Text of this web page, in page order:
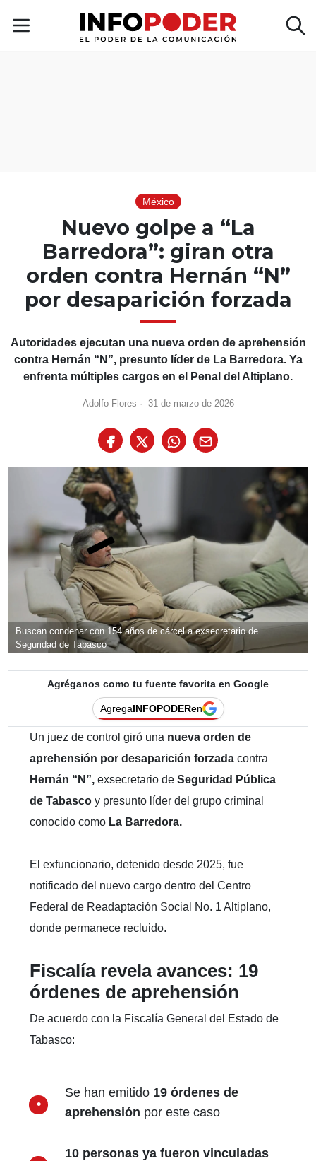
México
Nuevo golpe a “La
Barredora”: giran otra
orden contra Hernán “N”
por desaparición forzada
Autoridades ejecutan una nueva orden de aprehensión
contra Hernán “N”, presunto líder de La Barredora. Ya
enfrenta múltiples cargos en el Penal del Altiplano.
Adolfo Flores · 31 de marzo de 2026
Buscan condenar con 154 años de cárcel a exsecretario de
Seguridad de Tabasco
Agréganos como tu fuente favorita en Google
AgregaINFOPODERen
Un juez de control giró una nueva orden de
aprehensión por desaparición forzada contra
Hernán “N”, exsecretario de Seguridad Pública
de Tabasco y presunto líder del grupo criminal
conocido como La Barredora.
El exfuncionario, detenido desde 2025, fue
notificado del nuevo cargo dentro del Centro
Federal de Readaptación Social No. 1 Altiplano,
donde permanece recluido.
Fiscalía revela avances: 19
órdenes de aprehensión
De acuerdo con la Fiscalía General del Estado de
Tabasco:
Se han emitido 19 órdenes de
aprehensión por este caso
10 personas ya fueron vinculadas